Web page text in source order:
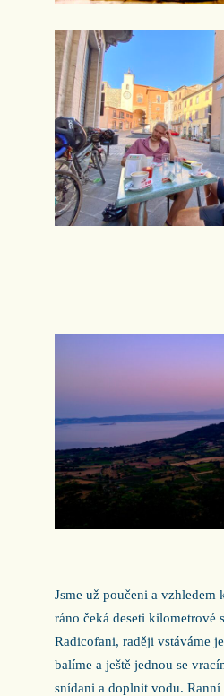
Jsme už poučeni a vzhledem
ráno čeká deseti kilometrové
Radicofani, raději vstáváme
balíme a ještě jednou se
snídani a doplnit vodu.